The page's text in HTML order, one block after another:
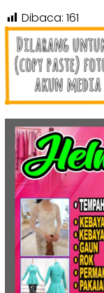
Dibaca: 161